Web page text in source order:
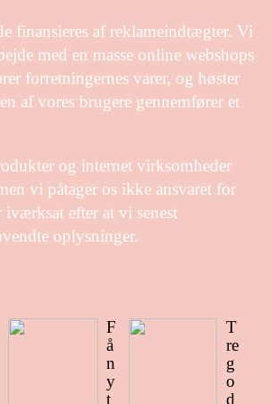
finansieres af reklameindtægter. Vi
med en masse online webshops
forretningernes varer, og høster
af vores brugere gennemfører et
og internet virksomheder
vi påtager os ikke ansvaret for
iværksat efter at vi senest
oplysninger.
F
å
n
y
t
T
re
g
o
d